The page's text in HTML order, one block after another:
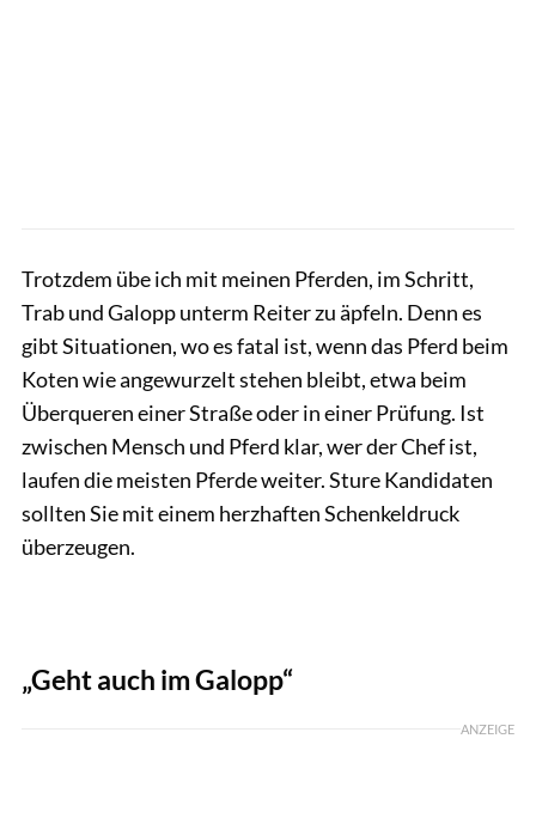
Trotzdem übe ich mit meinen Pferden, im Schritt,
Trab und Galopp unterm Reiter zu äpfeln. Denn es
gibt Situationen, wo es fatal ist, wenn das Pferd beim
Koten wie angewurzelt stehen bleibt, etwa beim
Überqueren einer Straße oder in einer Prüfung. Ist
zwischen Mensch und Pferd klar, wer der Chef ist,
laufen die meisten Pferde weiter. Sture Kandidaten
sollten Sie mit einem herzhaften Schenkeldruck
überzeugen.
„Geht auch im Galopp“
ANZEIGE